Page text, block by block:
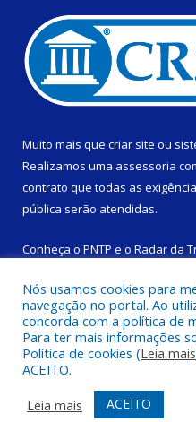
Muito mais que criar site ou
Realizamos uma assessoria
contrato que todas as
pública serão atendidas.
Conheça o PNTP e o Radar da
Todos os direitos
Mapa do Site
Acessar Área
Nós usamos cookies para
navegação no portal. Ao
concorda com a política de
Para ter mais informações
Política de cookies (Leia mais
ACEITO.
Leia mais
ACEITO